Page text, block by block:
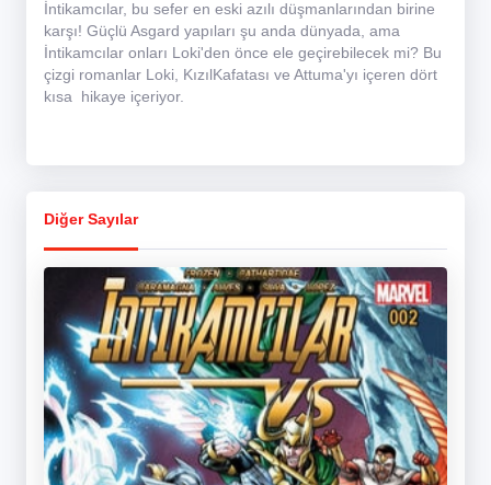
İntikamcılar, bu sefer en eski azılı düşmanlarından birine
karşı! Güçlü Asgard yapıları şu anda dünyada, ama
İntikamcılar onları Loki'den önce ele geçirebilecek mi? Bu
çizgi romanlar Loki, KızılKafatası ve Attuma'yı içeren dört
kısa hikaye içeriyor.
Diğer Sayılar